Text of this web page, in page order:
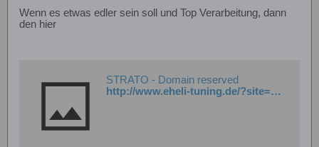
Wenn es etwas edler sein soll und Top Verarbeitung, dann
den hier
STRATO - Domain reserved
http://www.eheli-tuning.de/?site=acrse